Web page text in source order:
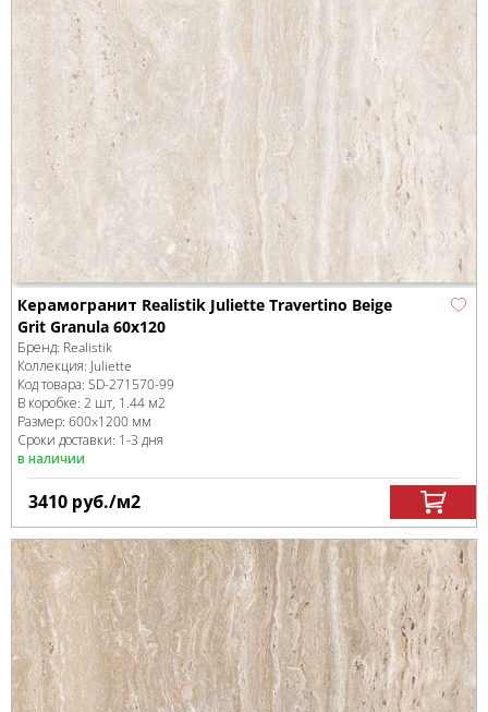
Керамогранит Realistik Juliette Travertino Beige
Grit Granula 60x120
Бренд: Realistik
Коллекция: Juliette
Код товара: SD-271570-99
В коробке: 2 шт, 1.44 м2
Размер: 600x1200 мм
Сроки доставки: 1-3 дня
в наличии
3410 руб./м2